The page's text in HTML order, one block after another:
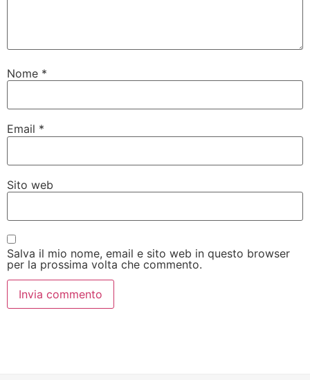
Nome *
Email *
Sito web
Salva il mio nome, email e sito web in questo browser
per la prossima volta che commento.